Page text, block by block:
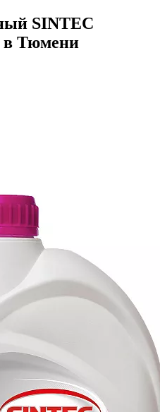
SINTEC
в Тюмени